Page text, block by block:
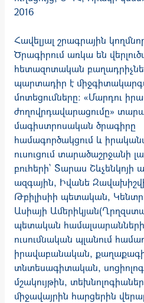
2016
Հավելյալ շրագրային
Ծրագիրում առկա են
հետազոտական
պարտադիր է
մոտեցումները։ «Մարդու
ժողովրդավարացումը»
մագիստրոսական ծրագիրը
համագործակցում և
ուսուցում տարածաշրջանի
բուհերի` Տարաս Շևչենկոյի
ազգային, Իվանե
Թբիլիսիի պետական,
Ասիայի
պետական
ուսումնական պլանում
իրավաբանական,
տնտեսագիտական,
մշակույթին,
միջավայրին հարցերին